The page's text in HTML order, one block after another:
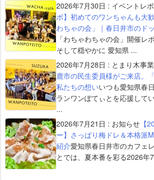
2026年7月30日 : イベントレ
ポ】初めてのワンちゃんも大
わちゃの会」｜春日井市のド
「わちゃわちゃの会」開催レ
そして穏やかに 愛知県 ...
2026年7月28日 : とまり木事業
鹿市の民生委員様がご来店。
私たちの想いいつも愛知県春
ランワンぽてぃとを応援して
...
2026年7月21日 : お知らせ 【
ー】さっぱり梅ドレ＆本格派
紹介愛知県春日井市のカフェ
とでは、夏本番を彩る2026年